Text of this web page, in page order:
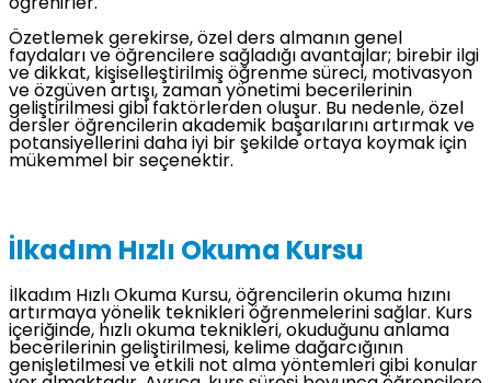
öğrenirler.
Özetlemek gerekirse, özel ders almanın genel
faydaları ve öğrencilere sağladığı avantajlar; birebir ilgi
ve dikkat, kişiselleştirilmiş öğrenme süreci, motivasyon
ve özgüven artışı, zaman yönetimi becerilerinin
geliştirilmesi gibi faktörlerden oluşur. Bu nedenle, özel
dersler öğrencilerin akademik başarılarını artırmak ve
potansiyellerini daha iyi bir şekilde ortaya koymak için
mükemmel bir seçenektir.
İlkadım Hızlı Okuma Kursu
İlkadım Hızlı Okuma Kursu, öğrencilerin okuma hızını
artırmaya yönelik teknikleri öğrenmelerini sağlar. Kurs
içeriğinde, hızlı okuma teknikleri, okuduğunu anlama
becerilerinin geliştirilmesi, kelime dağarcığının
genişletilmesi ve etkili not alma yöntemleri gibi konular